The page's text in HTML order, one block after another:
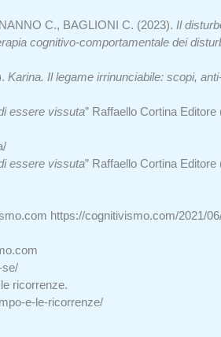
C., BAGLIONI C. (2023). Il
cognitivo-comportamentale dei
Karina. Il legame irrinunciabile: scopi,
essere vissuta” Raffaello Cortina
essere vissuta” Raffaello Cortina
https://cognitivismo.com/2021/
se/
ricorrenze.
e-le-ricorrenze/